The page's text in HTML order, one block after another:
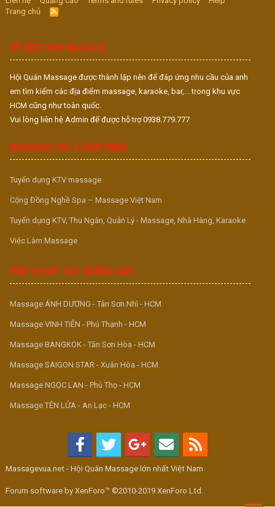
Trang chủ
R
S
VỀ DIỄN ĐÀN MASSAGE
Hội Quán Massage được thành lập nên để đáp ứng nhu cầu của anh
em tìm kiếm các địa điểm massage, karaoke, bar,... trong khu vực
HCM cũng như toàn quốc.
Vui lòng liên hệ Admin để được hỗ trợ 0938.779.777
MASSAGE VUA TUYỂN DỤNG
Tuyển dụng KTV massage
Cộng Đồng Nghề Spa – Massage Việt Nam
Tuyển dụng KTV, Thu Ngân, Quản Lý - Massage, Nhà Hàng, Karaoke
Việc Làm Massage
ĐƠN VỊ HỢP TÁC QUẢNG CÁO
Massage ÁNH DƯƠNG - Tân Sơn Nhì - HCM
Massage VINH TIÊN - Phú Thạnh - HCM
Massage BANGKOK - Tân Sơn Hòa - HCM
Massage SAIGON STAR - Xuân Hòa - HCM
Massage NGỌC LAN - Phú Thọ - HCM
Massage TÊN LỬA - An Lạc - HCM
Massagevua.net - Hội Quán Massage lớn nhất Việt Nam
Forum software by XenForo™ ©2010-2019 XenForo Ltd.